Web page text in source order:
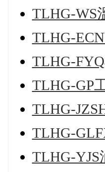
TLHG-WS
TLHG-
TLHG-
TLHG-GP
TLHG-
TLHG-
TLHG-YJS